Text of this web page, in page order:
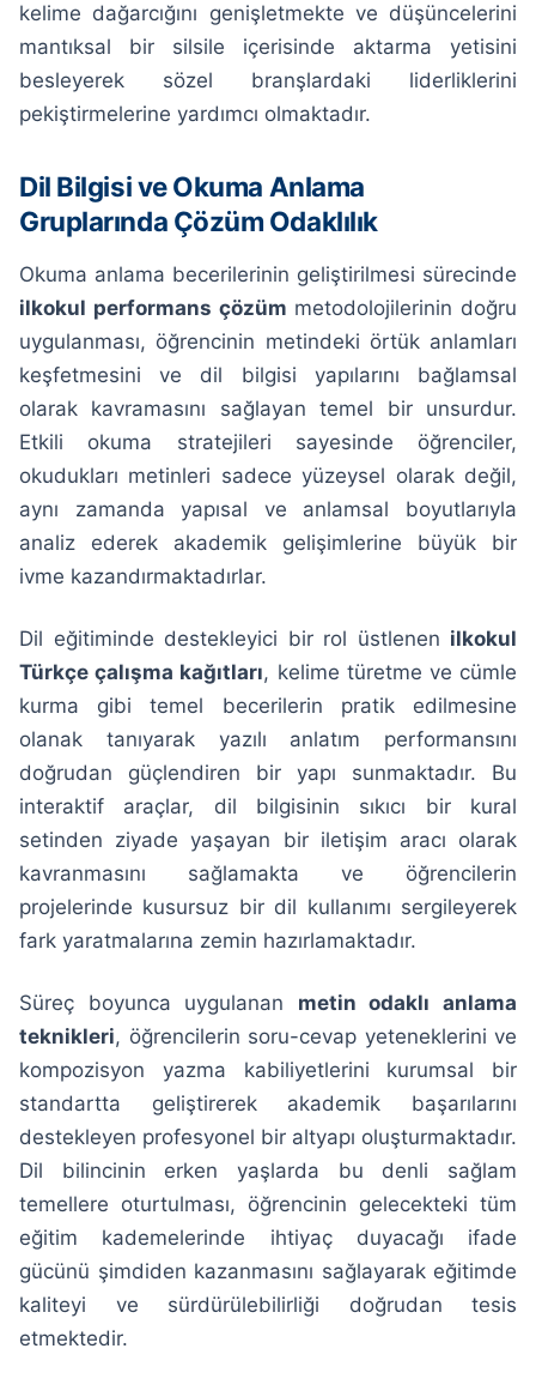
kelime dağarcığını genişletmekte ve düşüncelerini
mantıksal bir silsile içerisinde aktarma yetisini
besleyerek sözel branşlardaki liderliklerini
pekiştirmelerine yardımcı olmaktadır.
Dil Bilgisi ve Okuma Anlama
Gruplarında Çözüm Odaklılık
Okuma anlama becerilerinin geliştirilmesi sürecinde
ilkokul performans çözüm metodolojilerinin doğru
uygulanması, öğrencinin metindeki örtük anlamları
keşfetmesini ve dil bilgisi yapılarını bağlamsal
olarak kavramasını sağlayan temel bir unsurdur.
Etkili okuma stratejileri sayesinde öğrenciler,
okudukları metinleri sadece yüzeysel olarak değil,
aynı zamanda yapısal ve anlamsal boyutlarıyla
analiz ederek akademik gelişimlerine büyük bir
ivme kazandırmaktadırlar.
Dil eğitiminde destekleyici bir rol üstlenen ilkokul
Türkçe çalışma kağıtları, kelime türetme ve cümle
kurma gibi temel becerilerin pratik edilmesine
olanak tanıyarak yazılı anlatım performansını
doğrudan güçlendiren bir yapı sunmaktadır. Bu
interaktif araçlar, dil bilgisinin sıkıcı bir kural
setinden ziyade yaşayan bir iletişim aracı olarak
kavranmasını sağlamakta ve öğrencilerin
projelerinde kusursuz bir dil kullanımı sergileyerek
fark yaratmalarına zemin hazırlamaktadır.
Süreç boyunca uygulanan metin odaklı anlama
teknikleri, öğrencilerin soru-cevap yeteneklerini ve
kompozisyon yazma kabiliyetlerini kurumsal bir
standartta geliştirerek akademik başarılarını
destekleyen profesyonel bir altyapı oluşturmaktadır.
Dil bilincinin erken yaşlarda bu denli sağlam
temellere oturtulması, öğrencinin gelecekteki tüm
eğitim kademelerinde ihtiyaç duyacağı ifade
gücünü şimdiden kazanmasını sağlayarak eğitimde
kaliteyi ve sürdürülebilirliği doğrudan tesis
etmektedir.